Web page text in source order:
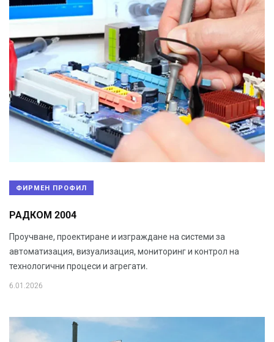
ФИРМЕН ПРОФИЛ
РАДКОМ 2004
Проучване, проектиране и изграждане на системи за
автоматизация, визуализация, мониторинг и контрол на
технологични процеси и агрегати.
6.01.2026